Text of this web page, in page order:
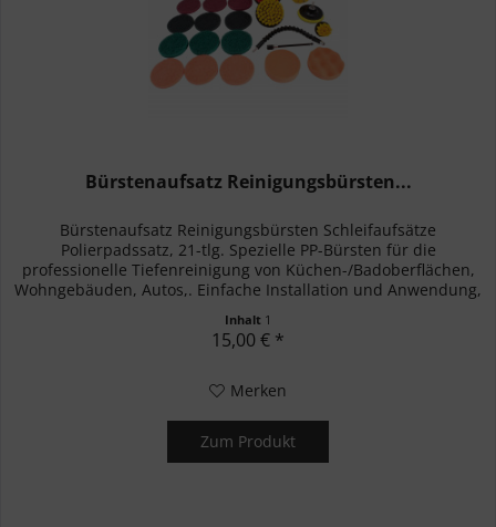
Bürstenaufsatz Reinigungsbürsten...
Bürstenaufsatz Reinigungsbürsten Schleifaufsätze
Polierpadssatz, 21-tlg. Spezielle PP-Bürsten für die
professionelle Tiefenreinigung von Küchen-/Badoberflächen,
Wohngebäuden, Autos,. Einfache Installation und Anwendung,
Inhalt 1
15,00 € *
Merken
Zum Produkt